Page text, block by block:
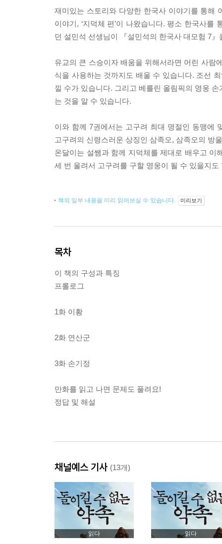
재미있는 스토리와 다양한 한국사 이야기를 통해
이야기, ‘지덕체 편’이 나왔습니다. 평소 한국사
던 설민석 선생님이 『설민석의 한국사 대모험 7
유교의 큰 스승이자 배움을 위해서라면 어린 사람
식을 사용하는 것까지도 배울 수 있습니다. 조선
낄 수가 있습니다. 그리고 베를린 올림픽의 영웅
는 것을 알 수 있습니다.
이와 함께 7권에서는 고구려 최대 명절인 동맹에
고구려의 신령스러운 상징인 삼족오, 삼족오의 방
온달이는 설쌤과 함께 지덕체를 제대로 배우고
세 번 울려서 고구려를 구할 영웅이 될 수 있을지도
책의 일부 내용을 미리 읽어보실 수 있습니다. 미리보기
목차
이 책의 구성과 특징
프롤로그
1화 이황
2화 연산군
3화 손기정
만화를 읽고 나면 문제도 풀려요!
정답 및 해설
채널예스 기사 (13개)
읽다 읽다